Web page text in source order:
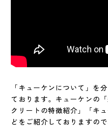
「キューケンについて」を
ております。キューケンの
クリートの特徴紹介」「キ
どをご紹介しておりますの